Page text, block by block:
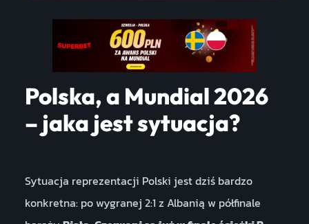
Polska, a Mundial 2026
– jaka jest sytuacja?
Sytuacja reprezentacji Polski jest dziś bardzo
konkretna: po wygranej 2:1 z Albanią w półfinale